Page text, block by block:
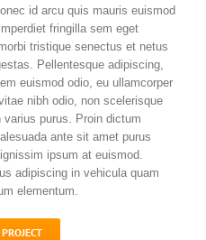
id arcu quis mauris euismod
fringilla sem eget
tristique senectus et netus
Pellentesque adipiscing,
euismod odio, eu ullamcorper
nibh odio, non scelerisque
purus. Proin dictum
ante sit amet purus
ipsum at euismod.
adipiscing in vehicula quam
elementum.